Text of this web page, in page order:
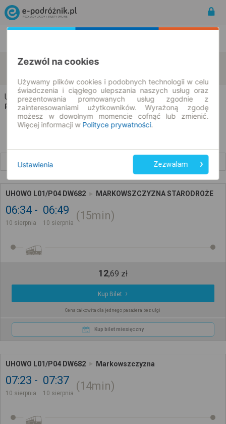
Uhowo Markowszczyzna
Uhowo → Markowszczyzna
Rozkład jazdy i bilety
UHOWO L01/P04 DW682 MARKOWSZCZYZNA STARODROŻE
06:34
10 sierpnia
06:49
10 sierpnia
15min
12,69 zł
Kup Bilet
Cena całkowita dla jednego pasażera bez ulgi
Kup bilet miesięczny
UHOWO L01/P04 DW682 Markowszczyzna
07:23
10 sierpnia
07:37
10 sierpnia
14min
Zezwól na cookies
Używamy plików cookies i podobnych technologii w celu
świadczenia i ciągłego ulepszania naszych usług oraz
prezentowania promowanych usług zgodnie z
zainteresowaniami użytkowników. Wyrażoną zgodę
możesz w dowolnym momencie cofnąć lub zmienić.
Więcej informacji w Polityce prywatności.
Ustawienia Zezwalam